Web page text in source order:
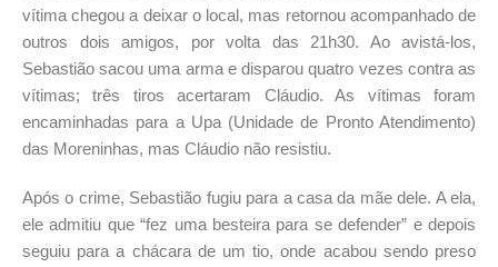
vítima chegou a deixar o local, mas retornou acompanhado de
outros dois amigos, por volta das 21h30. Ao avistá-los,
Sebastião sacou uma arma e disparou quatro vezes contra as
vítimas; três tiros acertaram Cláudio. As vítimas foram
encaminhadas para a Upa (Unidade de Pronto Atendimento)
das Moreninhas, mas Cláudio não resistiu.
Após o crime, Sebastião fugiu para a casa da mãe dele. A ela,
ele admitiu que “fez uma besteira para se defender” e depois
seguiu para a chácara de um tio, onde acabou sendo preso